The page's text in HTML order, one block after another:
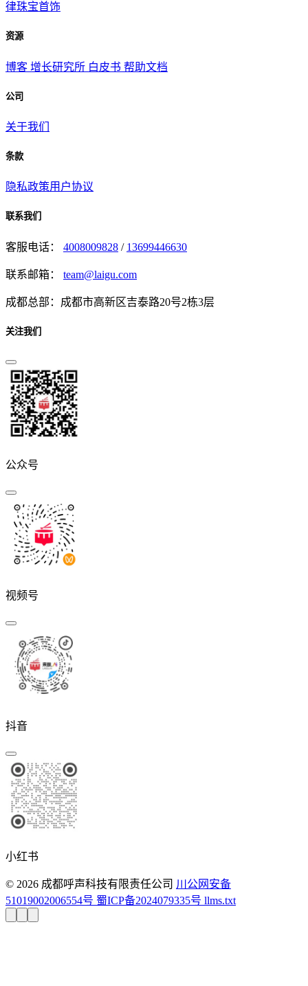
律珠宝首饰
资源
博客 增长研究所 白皮书 帮助文档
公司
关于我们
条款
隐私政策用户协议
联系我们
客服电话： 4008009828 / 13699446630
联系邮箱： team@laigu.com
成都总部：成都市高新区吉泰路20号2栋3层
关注我们
公众号
视频号
抖音
小红书
© 2026 成都呼声科技有限责任公司 川公网安备
51019002006554号 蜀ICP备2024079335号 llms.txt